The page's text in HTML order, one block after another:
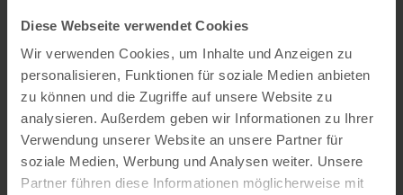
Diese Webseite verwendet Cookies
Wir verwenden Cookies, um Inhalte und Anzeigen zu
personalisieren, Funktionen für soziale Medien anbieten
zu können und die Zugriffe auf unsere Website zu
analysieren. Außerdem geben wir Informationen zu Ihrer
Verwendung unserer Website an unsere Partner für
soziale Medien, Werbung und Analysen weiter. Unsere
Partner führen diese Informationen möglicherweise mit